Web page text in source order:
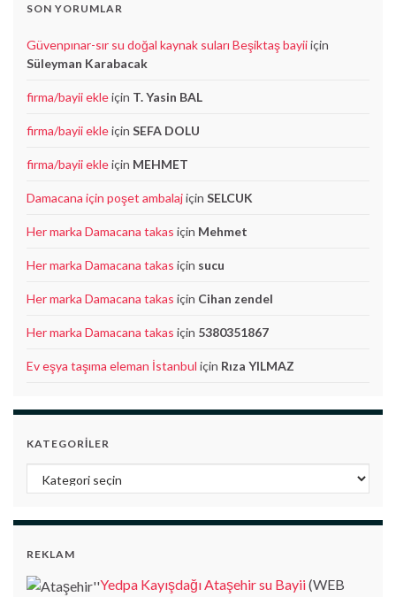
SON YORUMLAR
Güvenpınar-sır su doğal kaynak suları Beşiktaş bayiiiçin
Süleyman Karabacak
firma/bayii ekleiçin T. Yasin BAL
firma/bayii ekleiçin SEFA DOLU
firma/bayii ekleiçin MEHMET
Damacana için poşet ambalajiçin SELCUK
Her marka Damacana takas için Mehmet
Her marka Damacana takas için sucu
Her marka Damacana takas için Cihan zendel
Her marka Damacana takas için 5380351867
Ev eşya taşıma eleman İstanbul için Rıza YILMAZ
KATEGORILER
Kategoriler
REKLAM
Yedpa Kayışdağı Ataşehir su Bayii(WEB